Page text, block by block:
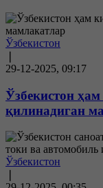
Ўзбекистон
29-12-2025, 09:17
Ўзбекистон
қилинадиган
Ўзбекистон